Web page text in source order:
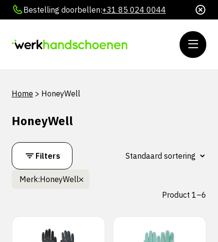
Bestelling doorbellen:+31 85 024 0044
Home > HoneyWell
HoneyWell
Filters
Merk:HoneyWell
Product 1–6